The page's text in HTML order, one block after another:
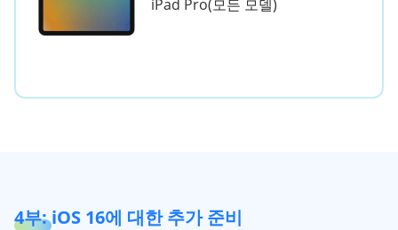
iPad Pro(모든 모델)
4부: iOS 16에 대한 추가 준비